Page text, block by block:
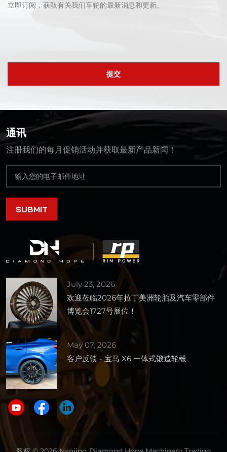
立即订阅，获取有关我们车轮的最新消息和更新。
提交
通讯
注册我们的每月促销活动并获取最新产品新闻！
July 23, 2026
欢迎莅临2026年拉丁美洲轮胎及汽车零部件
博览会1727号展位！
May 07, 2026
客户反馈 - 宝马 X6 一体式锻造轮毂